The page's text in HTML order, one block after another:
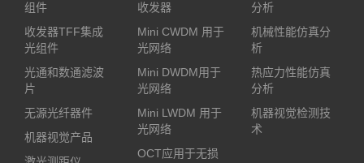
组件
收发器TFF集成
光组件
光通和数通滤波
片
无源光纤器件
机器视觉产品
收发器
Mini CWDM 用于
光网络
Mini DWDM用于
光网络
Mini LWDM 用于
光网络
OCT应用于无损
分析
机械性能仿真分
析
热应力性能仿真
分析
机器视觉检测技
术